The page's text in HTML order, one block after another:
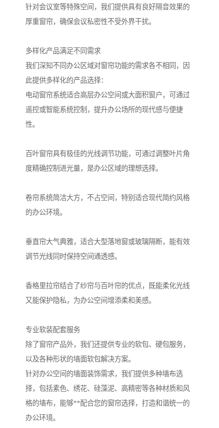
针对会议室等特殊空间，我们提供具有良好隔音效果的
厚重窗帘，确保会议私密性不受外界干扰。
多样化产品满足不同需求
我们深知不同办公区域对窗帘功能的需求各不相同，因
此提供多样化的产品选择：
电动窗帘系统适合高层办公空间或大面积窗户，可通过
遥控或智能系统控制，提升办公场所的现代感与便捷
性。
百叶窗帘具有极佳的光线调节功能，可通过调整叶片角
度精确控制进光量，是办公区域的理想选择。
卷帘系统简洁大方，不占空间，特别适合现代简约风格
的办公环境。
垂直帘大气典雅，适合大型落地窗或玻璃隔断，能有效
调节光线同时保持空间通透感。
香格里拉帘结合了纱帘与百叶帘的优点，既能柔化光线
又能保护隐私，为办公空间增添柔和美感。
专业软装配套服务
除了窗帘产品外，我们还提供专业的软包、硬包服务，
以及各种形状的墙面软包解决方案。
针对办公空间的墙面装饰需求，我们提供多种墙布选
择，包括素色、绣花、硅藻泥、高精密等各种材质和风
格的墙布，能够**配合您的窗帘选择，打造和谐统一的
办公环境。